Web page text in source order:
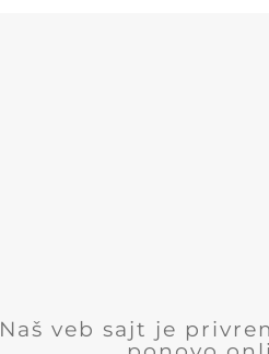
Naš veb sajt je